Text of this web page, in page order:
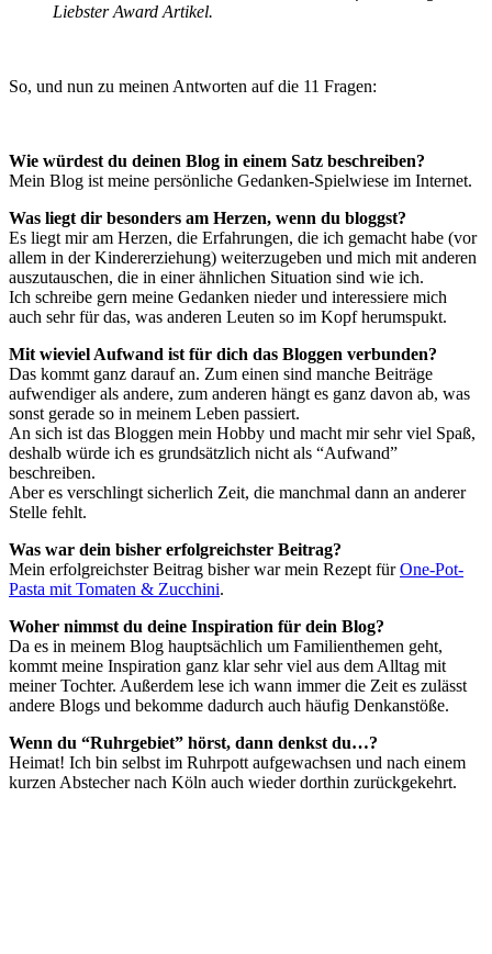
Liebster Award Artikel.
So, und nun zu meinen Antworten auf die 11 Fragen:
Wie würdest du deinen Blog in einem Satz beschreiben?
Mein Blog ist meine persönliche Gedanken-Spielwiese im Internet.
Was liegt dir besonders am Herzen, wenn du bloggst?
Es liegt mir am Herzen, die Erfahrungen, die ich gemacht habe (vor
allem in der Kindererziehung) weiterzugeben und mich mit anderen
auszutauschen, die in einer ähnlichen Situation sind wie ich.
Ich schreibe gern meine Gedanken nieder und interessiere mich
auch sehr für das, was anderen Leuten so im Kopf herumspukt.
Mit wieviel Aufwand ist für dich das Bloggen verbunden?
Das kommt ganz darauf an. Zum einen sind manche Beiträge
aufwendiger als andere, zum anderen hängt es ganz davon ab, was
sonst gerade so in meinem Leben passiert.
An sich ist das Bloggen mein Hobby und macht mir sehr viel Spaß,
deshalb würde ich es grundsätzlich nicht als “Aufwand”
beschreiben.
Aber es verschlingt sicherlich Zeit, die manchmal dann an anderer
Stelle fehlt.
Was war dein bisher erfolgreichster Beitrag?
Mein erfolgreichster Beitrag bisher war mein Rezept fürOne-Pot-
Pasta mit Tomaten & Zucchini.
Woher nimmst du deine Inspiration für dein Blog?
Da es in meinem Blog hauptsächlich um Familienthemen geht,
kommt meine Inspiration ganz klar sehr viel aus dem Alltag mit
meiner Tochter. Außerdem lese ich wann immer die Zeit es zulässt
andere Blogs und bekomme dadurch auch häufig Denkanstöße.
Wenn du “Ruhrgebiet” hörst, dann denkst du…?
Heimat! Ich bin selbst im Ruhrpott aufgewachsen und nach einem
kurzen Abstecher nach Köln auch wieder dorthin zurückgekehrt.